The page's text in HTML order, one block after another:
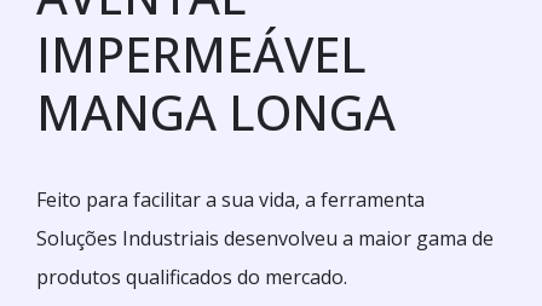
IMPERMEÁVEL
MANGA LONGA
Feito para facilitar a sua vida, a ferramenta
Soluções Industriais desenvolveu a maior gama de
produtos qualificados do mercado.